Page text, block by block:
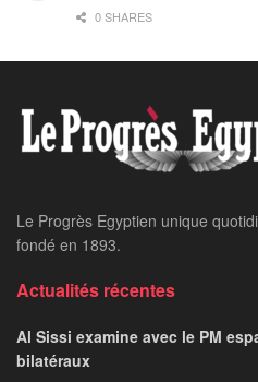
0 SHARES
Le Progrès Egyptien unique
fondé en 1893.
Actualités récentes
Al Sissi examine avec le PM
bilatéraux